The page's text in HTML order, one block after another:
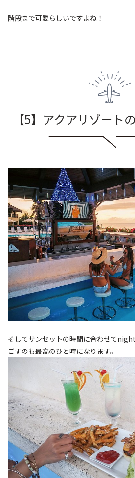
階段まで可愛らしいですよね！
【5】アクアリゾート
そしてサンセットの時間に合わせて
ごすのも最高のひと時になります。